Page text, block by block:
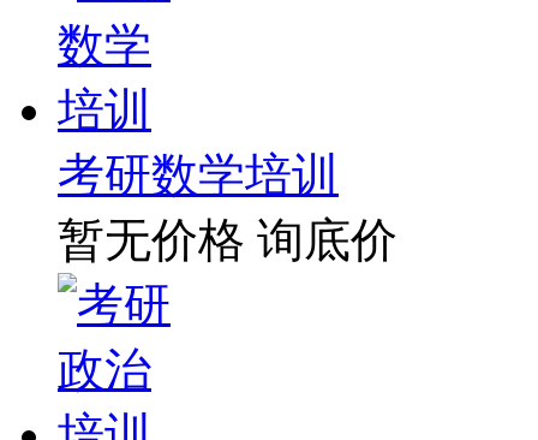
考研数学培训
暂无价格 询底价